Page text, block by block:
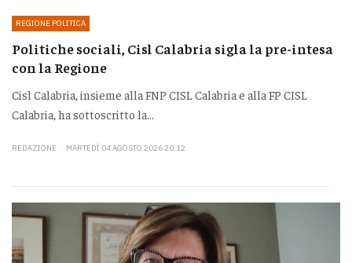
REGIONE POLITICA
Politiche sociali, Cisl Calabria sigla la pre-intesa
con la Regione
Cisl Calabria, insieme alla FNP CISL Calabria e alla FP CISL
Calabria, ha sottoscritto la...
REDAZIONE MARTEDÌ 04 AGOSTO 2026 20:12